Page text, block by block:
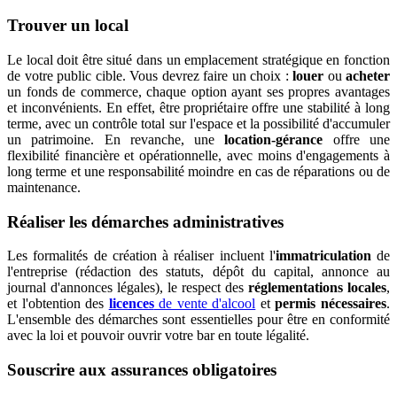
Trouver un local
Le local doit être situé dans un emplacement stratégique en fonction
de votre public cible. Vous devrez faire un choix : louer ou acheter
un fonds de commerce, chaque option ayant ses propres avantages
et inconvénients. En effet, être propriétaire offre une stabilité à long
terme, avec un contrôle total sur l'espace et la possibilité d'accumuler
un patrimoine. En revanche, unelocation-gérance offre une
flexibilité financière et opérationnelle, avec moins d'engagements à
long terme et une responsabilité moindre en cas de réparations ou de
maintenance.
Réaliser les démarches administratives
Les formalités de création à réaliser incluent l'immatriculation de
l'entreprise (rédaction des statuts, dépôt du capital, annonce au
journal d'annonces légales), le respect des réglementations locales,
et l'obtention des licencesde vente d'alcool etpermis nécessaires.
L'ensemble des démarches sont essentielles pour être en conformité
avec la loi et pouvoir ouvrir votre bar en toute légalité.
Souscrire aux assurances obligatoires